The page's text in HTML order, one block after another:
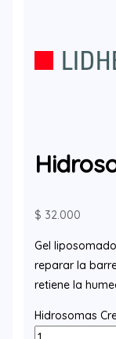
$ 32.000
Gel
reparar la
retiene la
Hidrosomas